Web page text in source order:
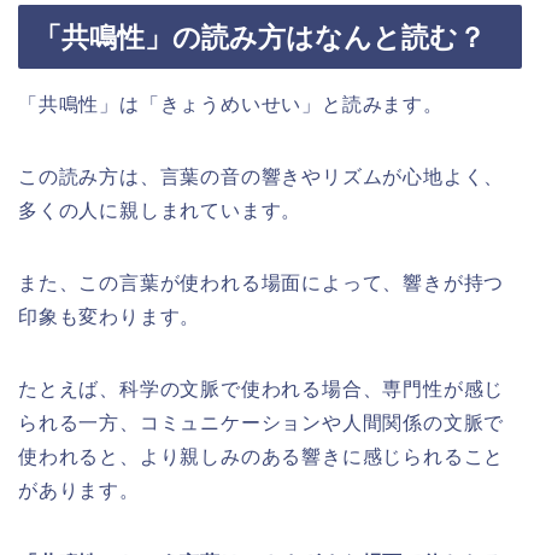
「共鳴性」の読み方はなんと読む？
「共鳴性」は「きょうめいせい」と読みます。
この読み方は、言葉の音の響きやリズムが心地よく、
多くの人に親しまれています。
また、この言葉が使われる場面によって、響きが持つ
印象も変わります。
たとえば、科学の文脈で使われる場合、専門性が感じ
られる一方、コミュニケーションや人間関係の文脈で
使われると、より親しみのある響きに感じられること
があります。